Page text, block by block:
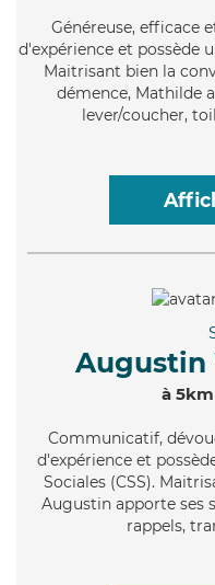
Généreuse, efficace
d'expérience et possède
Maitrisant bien la
démence, Mathilde
lever/coucher,
Augustin
à
Communicatif,
d'expérience et
Sociales (CSS).
Augustin apporte ses
rappels,